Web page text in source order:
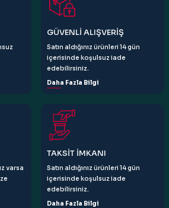
eksik bilgiler bulunuyor.
alternatifler olmalı.
Gönder
GÜVENLİ ALIŞVERİŞ
Satın aldığınız ürünleri 14 gün
içerisinde koşulsuz iade
edebilirsiniz.
Daha Fazla Bilgi
varsa
TAKSİT İMKANI
Satın aldığınız ürünleri 14 gün
içerisinde koşulsuz iade
edebilirsiniz.
Daha Fazla Bilgi